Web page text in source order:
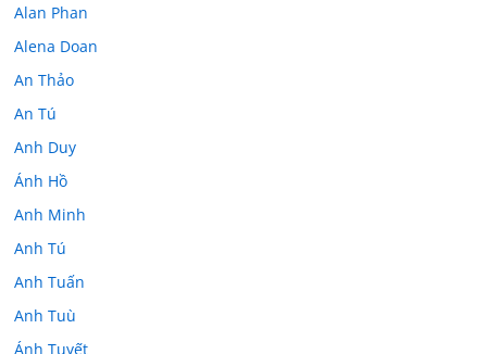
Alan Phan
Alena Doan
An Thảo
An Tú
Anh Duy
Ánh Hồ
Anh Minh
Anh Tú
Anh Tuấn
Anh Tuù
Ánh Tuyết